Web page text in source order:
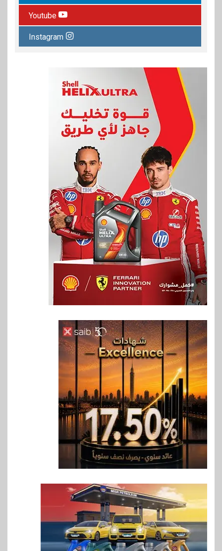
Youtube
Instagram
6
بنوك
بنك QNB مصر يعزز جاهزية
المشروعات الصغيرة والمتوسطة
للنمو والتوسع
7 اخبار
فيكسد مصر و”حلول” تتشاركان
في تطوير أول منصة للسياحة
الصحية في مصر والشرق الأوسط
وأفريقيا Tour4Cure
8
سوق وصلة
هواوي: هاتف nova 15
Max بطارية ضخمة وتصميم متين
جهازًا مثاليًا للشباب